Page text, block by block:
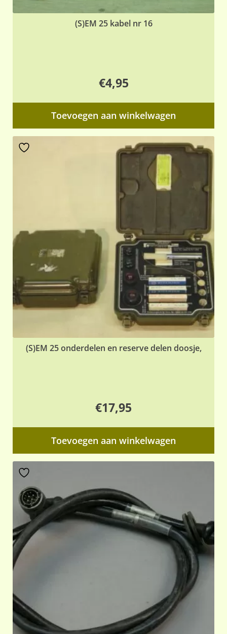
(S)EM 25 kabel nr 16
€4,95
Toevoegen aan winkelwagen
(S)EM 25 onderdelen en reserve delen doosje,
€17,95
Toevoegen aan winkelwagen